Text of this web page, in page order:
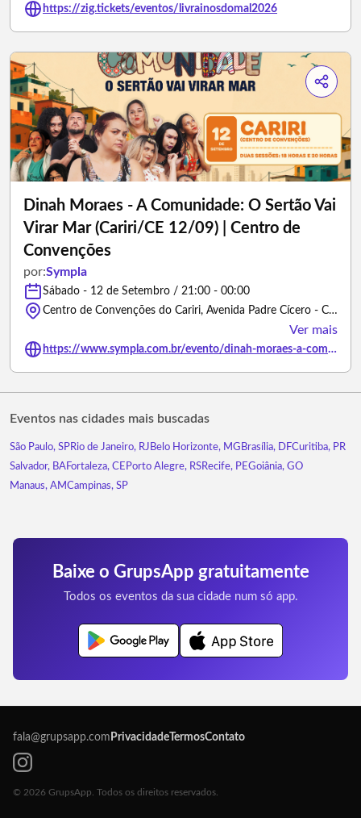
https://zig.tickets/eventos/livrainosdomal2026
Dinah Moraes - A Comunidade: O Sertão Vai
Virar Mar (Cariri/CE 12/09) | Centro de
Convenções
por:Sympla
Sábado - 12 de Setembro / 21:00 - 00:00
Centro de Convenções do Cariri, Avenida Padre Cícero - Crato/Ceará
Ver mais
https://www.sympla.com.br/evento/dinah-moraes-a-comunidade-o-sertao-vai-virar-mar-cariri-ce-12-09-centro-de-convencoes/3495443
Eventos nas cidades mais buscadas
São Paulo, SPRio de Janeiro, RJ Belo Horizonte, MG Brasília, DFCuritiba, PR
Salvador, BAFortaleza, CE Porto Alegre, RSRecife, PEGoiânia, GO
Manaus, AMCampinas, SP
Baixe o GrupsApp gratuitamente
Todos os eventos da sua cidade num só app.
fala@grupsapp.com Privacidade TermosContato
© 2026 GrupsApp. Todos os direitos reservados.